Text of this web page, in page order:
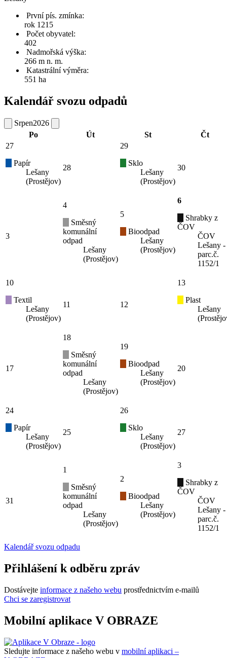
První pís. zmínka:
rok 1215
Počet obyvatel:
402
Nadmořská výška:
266 m n. m.
Katastrální výměra:
551 ha
Kalendář svozu odpadů
Srpen2026
Po
Út St
Čt
27
Papír
Lešany
(Prostějov)
28
29
Sklo
Lešany
(Prostějov)
30
3
4
Směsný
komunální
odpad
Lešany
(Prostějov)
5
Bioodpad
Lešany
(Prostějov)
6
Shrabky z
ČOV
ČOV
Lešany -
parc.č.
1152/1
10
Textil
Lešany
(Prostějov)
11 12
13
Plast
Lešany
17
18
Směsný
komunální
odpad
Lešany
(Prostějov)
19
Bioodpad
Lešany
(Prostějov)
20
24
Papír
Lešany
(Prostějov)
25
26
Sklo
Lešany
(Prostějov)
27
31
1
Směsný
komunální
odpad
Lešany
(Prostějov)
2
Bioodpad
Lešany
(Prostějov)
3
Shrabky z
ČOV
ČOV
Lešany -
parc.č.
1152/1
Kalendář svozu odpadu
Přihlášení k odběru zpráv
Dostávejte informace z našeho webu prostřednictvím e-mailů
Chci se zaregistrovat
Mobilní aplikace V OBRAZE
Sledujte informace z našeho webu v mobilní aplikaci –